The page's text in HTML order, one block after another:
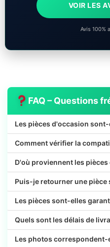
VOIR LES
Avis 100%
FAQ – Questions
Les pièces d'occasion
Comment vérifier la
D'où proviennent les pièces
Puis-je retourner une pièce
Les pièces sont-elles
Quels sont les délais de
Les photos correspondent-